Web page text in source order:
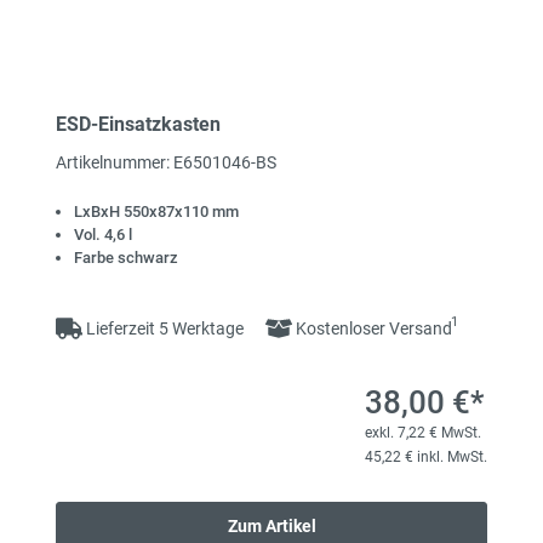
ESD-Einsatzkasten
Artikelnummer: E6501046-BS
LxBxH 550x87x110 mm
Vol. 4,6 l
Farbe schwarz
Lieferzeit 5 Werktage Kostenloser Versand1
38,00 €*
exkl. 7,22 € MwSt.
45,22 € inkl. MwSt.
Zum Artikel